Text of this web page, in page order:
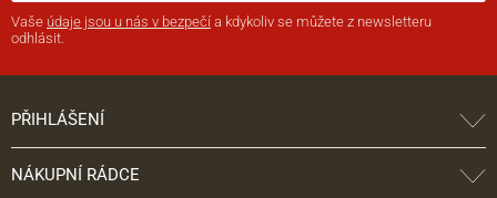
Vaše údaje jsou u nás v bezpečí a kdykoliv se můžete z newsletteru
odhlásit.
PŘIHLÁŠENÍ
NÁKUPNÍ RÁDCE